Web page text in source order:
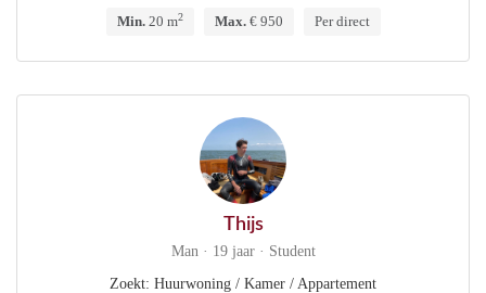
Min.20 m2 Max.€ 950 Per direct
Thijs
Man · 19 jaar · Student
Zoekt: Huurwoning / Kamer / Appartement